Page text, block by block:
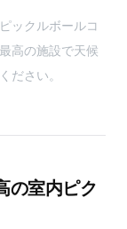
ックルボールコ
高の施設で天候
ださい。
の室内ピク